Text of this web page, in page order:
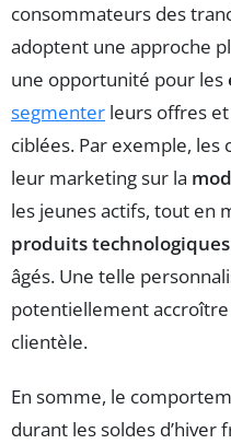
consommateurs des
adoptent une approche
une opportunité pour les
segmenter leurs offres
ciblées. Par exemple,
leur marketing sur la
les jeunes actifs, tout en
produits technologiques
âgés. Une telle
potentiellement
clientèle.
En somme, le
durant les soldes d’hiver